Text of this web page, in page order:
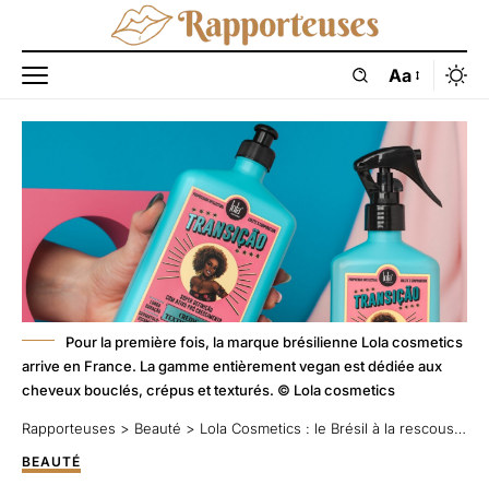
Aa
Pour la première fois, la marque brésilienne Lola cosmetics
arrive en France. La gamme entièrement vegan est dédiée aux
cheveux bouclés, crépus et texturés. © Lola cosmetics
Rapporteuses > Beauté > Lola Cosmetics : le Brésil à la rescousse de vos boucles
BEAUTÉ